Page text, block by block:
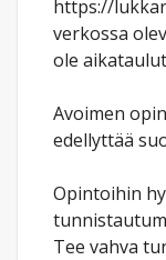
https://
verkossa
ole
Avoimen
edellyttää
Opintoihin
Tee vahva